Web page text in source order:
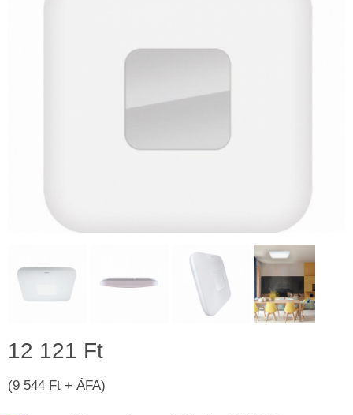
12 121 Ft
(9 544 Ft + ÁFA)